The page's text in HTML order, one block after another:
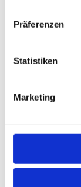
Präferenzen
Statistiken
Marketing
Kontakt
Große
__Jetzt